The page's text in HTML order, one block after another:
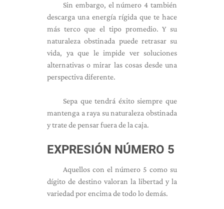
Sin embargo, el número 4 también
descarga una energía rígida que te hace
más terco que el tipo promedio. Y su
naturaleza obstinada puede retrasar su
vida, ya que le impide ver soluciones
alternativas o mirar las cosas desde una
perspectiva diferente.
Sepa que tendrá éxito siempre que
mantenga a raya su naturaleza obstinada
y trate de pensar fuera de la caja.
EXPRESIÓN NÚMERO 5
Aquellos con el número 5 como su
dígito de destino valoran la libertad y la
variedad por encima de todo lo demás.